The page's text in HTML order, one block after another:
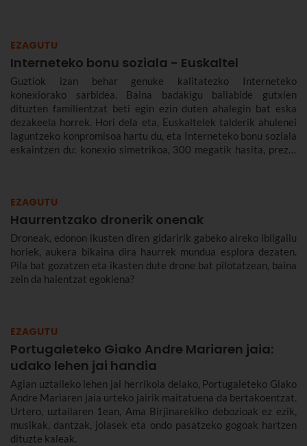
EZAGUTU
Interneteko bonu soziala - Euskaltel
Guztiok izan behar genuke kalitatezko Interneteko
konexiorako sarbidea. Baina badakigu baliabide gutxien
dituzten familientzat beti egin ezin duten ahalegin bat eska
dezakeela horrek. Hori dela eta, Euskaltelek talderik ahulenei
laguntzeko konpromisoa hartu du, eta Interneteko bonu soziala
eskaintzen du: konexio simetrikoa, 300 megatik hasita, prezio
EZAGUTU
Haurrentzako dronerik onenak
Droneak, edonon ikusten diren gidaririk gabeko aireko ibilgailu
horiek, aukera bikaina dira haurrek mundua esplora dezaten.
Pila bat gozatzen eta ikasten dute drone bat pilotatzean, baina
zein da haientzat egokiena?
EZAGUTU
Portugaleteko Giako Andre Mariaren jaia:
udako lehen jai handia
Agian uztaileko lehen jai herrikoia delako, Portugaleteko Giako
Andre Mariaren jaia urteko jairik maitatuena da bertakoentzat.
Urtero, uztailaren 1ean, Ama Birjinarekiko debozioak ez ezik,
musikak, dantzak, jolasek eta ondo pasatzeko gogoak hartzen
dituzte kaleak.